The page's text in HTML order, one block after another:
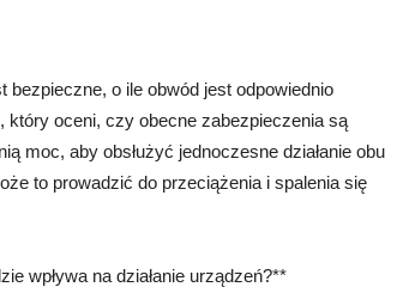
bezpieczne, o ile obwód jest odpowiednio
oceni, czy obecne zabezpieczenia są
moc, aby obsłużyć jednoczesne działanie obu
to prowadzić do przeciążenia i spalenia się
wpływa na działanie urządzeń?**